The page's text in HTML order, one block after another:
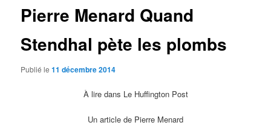
Pierre Menard Quand
Stendhal pète les plombs
Publié le11 décembre 2014
À lire dans Le Huffington Post
Un article de Pierre Menard